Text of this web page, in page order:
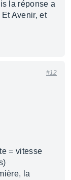
la réponse a
Avenir, et
#12
= vitesse
la